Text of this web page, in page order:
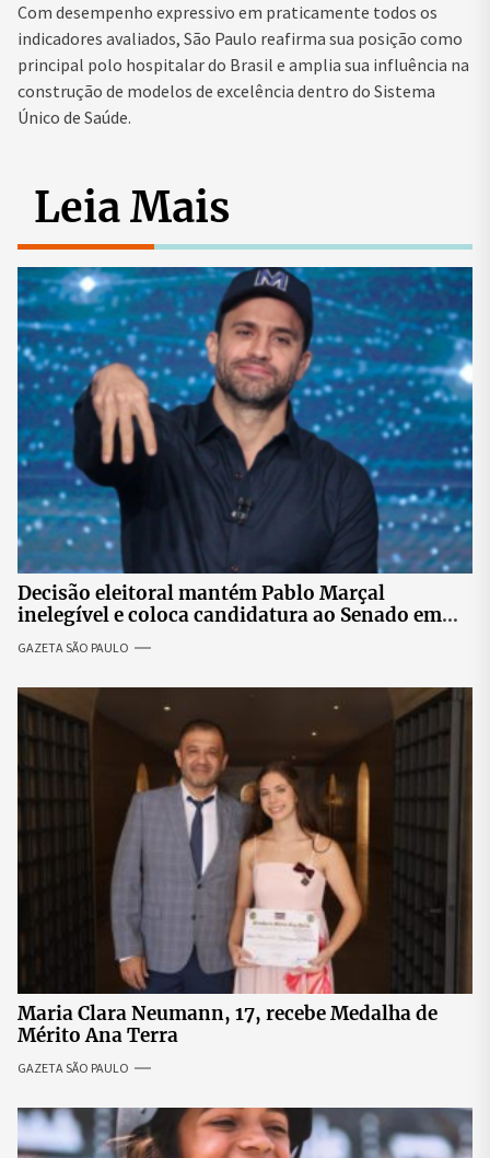
Com desempenho expressivo em praticamente todos os
indicadores avaliados, São Paulo reafirma sua posição como
principal polo hospitalar do Brasil e amplia sua influência na
construção de modelos de excelência dentro do Sistema
Único de Saúde.
Leia Mais
Decisão eleitoral mantém Pablo Marçal
inelegível e coloca candidatura ao Senado em
GAZETA SÃO PAULO
Maria Clara Neumann, 17, recebe Medalha de
Mérito Ana Terra
GAZETA SÃO PAULO